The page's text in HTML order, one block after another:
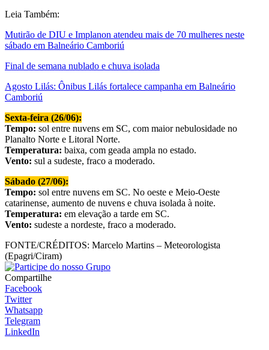
Leia Também:
Mutirão de DIU e Implanon atendeu mais de 70 mulheres neste
sábado em Balneário Camboriú
Final de semana nublado e chuva isolada
Agosto Lilás: Ônibus Lilás fortalece campanha em Balneário
Camboriú
Sexta-feira (26/06):
Tempo: sol entre nuvens em SC, com maior nebulosidade no
Planalto Norte e Litoral Norte.
Temperatura: baixa, com geada ampla no estado.
Vento: sul a sudeste, fraco a moderado.
Sábado (27/06):
Tempo: sol entre nuvens em SC. No oeste e Meio-Oeste
catarinense, aumento de nuvens e chuva isolada à noite.
Temperatura: em elevação a tarde em SC.
Vento: sudeste a nordeste, fraco a moderado.
FONTE/CRÉDITOS: Marcelo Martins – Meteorologista
(Epagri/Ciram)
Compartilhe
Facebook
Twitter
Whatsapp
Telegram
LinkedIn